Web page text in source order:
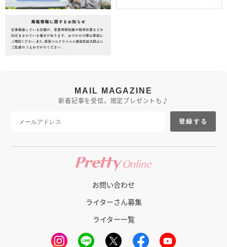
MAIL MAGAZINE
新着記事を受信。限定プレゼントも♪
登録する
お問い合わせ
ライターさん募集
ライター一覧